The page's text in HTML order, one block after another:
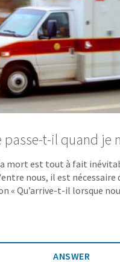
passe-t-il quand je
mort est tout à fait
nous, il est nécessaire
« Qu’arrive-t-il lorsque
ANSWER